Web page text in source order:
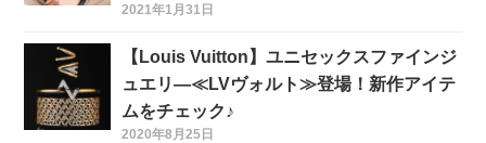
2021年1月31日
【Louis Vuitton】ユニセックスファインジ
ュエリ―≪LVヴォルト≫登場！新作アイテ
ムをチェック♪
2020年8月25日